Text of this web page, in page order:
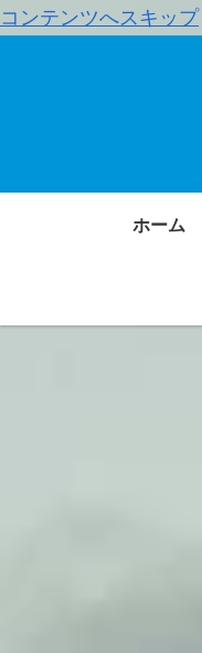
コンテンツへスキップ
ホーム